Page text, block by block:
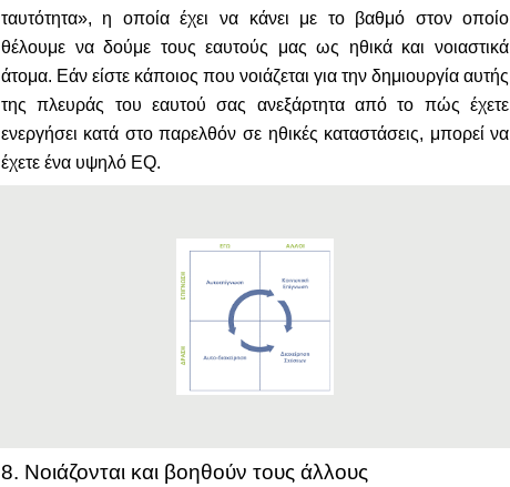
ταυτότητα», η οποία έχει να κάνει με το βαθμό στον οποίο
θέλουμε να δούμε τους εαυτούς μας ως ηθικά και νοιαστικά
άτομα. Εάν είστε κάποιος που νοιάζεται για την δημιουργία αυτής
της πλευράς του εαυτού σας ανεξάρτητα από το πώς έχετε
ενεργήσει κατά στο παρελθόν σε ηθικές καταστάσεις, μπορεί να
έχετε ένα υψηλό EQ.
8. Νοιάζονται και βοηθούν τους άλλους